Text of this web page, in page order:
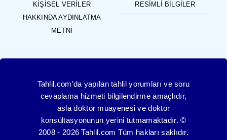
KIŞISEL VERILER
HAKKINDA AYDINLATMA
METNI
RESIMLI BILGILER
Tahlil.com'da yapılan tahlil yorumları ve soru
cevaplama hizmeti bilgilendirme amaçlıdır,
asla doktor muayenesi ve doktor
konsültasyonunun yerini tutmamaktadır. ©
2008 - 2026 Tahlil.com Tüm hakları saklıdır.